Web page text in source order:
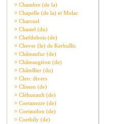
¤ Chambre (de la)
¤ Chapelle (de la) et Molac
¤ Charruel
¤ Chastel (du)
¤ Chefdubois (de)
¤ Chever (le) de Kerbullic
¤ Châteaufur (de)
¤ Châteaugiron (de)
¤ Châtellier (du)
¤ Clerc divers
¤ Clisson (de)
¤ Cléhunault (de)
¤ Coetanezre (de)
¤ Coetaudon (de)
¤ Coetbily (de)